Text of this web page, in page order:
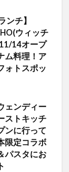
ンチ】
ウィッチ
14オープ
ム料理！ア
ォトスポッ
ンディー
ストキッチ
ンに行って
限定コラボ
パスタにお